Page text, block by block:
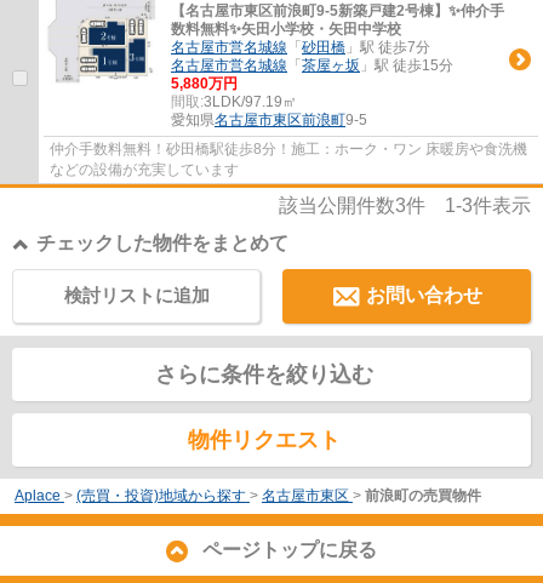
【名古屋市東区前浪町9-5新築戸建2号棟】✨️仲介手
数料無料✨️矢田小学校・矢田中学校
名古屋市営名城線 「 砂田橋 」駅 徒歩7分
名古屋市営名城線 「 茶屋ヶ坂 」駅 徒歩15分
5,880万円
間取:3LDK/97.19㎡
愛知県名古屋市東区前浪町9-5
仲介手数料無料！砂田橋駅徒歩8分！施工：ホーク・ワン 床暖房や食洗機
などの設備が充実しています
該当公開件数3件 1-3件表示
チェックした物件をまとめて
お問い合わせ
検討リストに追加
さらに条件を絞り込む
物件リクエスト
Aplace > (売買・投資)地域から探す > 名古屋市東区 > 前浪町の売買物件
ページトップに戻る